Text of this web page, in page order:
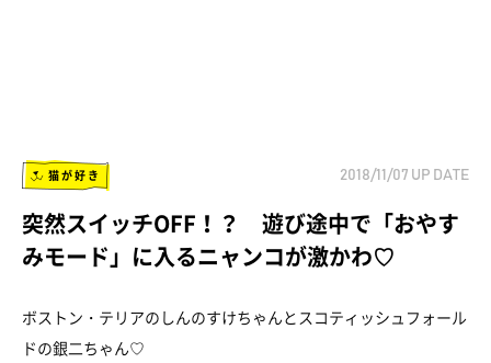
猫が好き 2018/11/07 UP DATE
突然スイッチOFF！？ 遊び途中で「おやす
みモード」に入るニャンコが激かわ♡
ボストン・テリアのしんのすけちゃんとスコティッシュフォール
ドの銀二ちゃん♡